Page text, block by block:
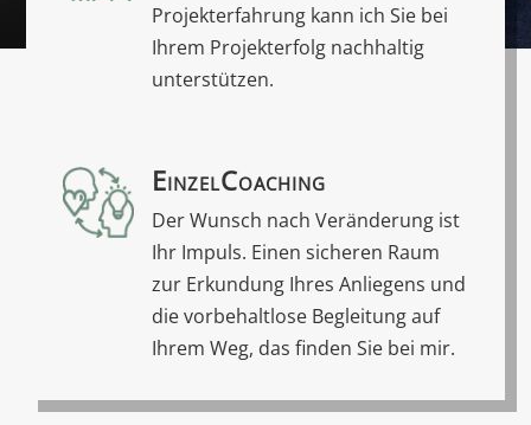
Projekterfahrung kann ich Sie bei
Ihrem Projekterfolg nachhaltig
unterstützen.
EinzelCoaching
Der Wunsch nach Veränderung ist
Ihr Impuls. Einen sicheren Raum
zur Erkundung Ihres Anliegens und
die vorbehaltlose Begleitung auf
Ihrem Weg, das finden Sie bei mir.